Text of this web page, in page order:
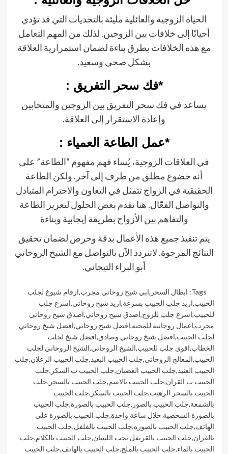
الحياة الزوجية والعائلية مليئة بالتحديات التي قد تؤدي
أحيانًا إلى خلافات بين الزوجين. لذلك من المهم التعامل
مع هذه الخلافات بطرق بناءة لضمان استمرارية العلاقة
بشكل صحي وسعيد.
*فك سحر التفريق :
يساعد في فك سحر التفريق بين الزوجين والمتحابين
وإعادة الاستقرار إلى العلاقة.
*عمل الطاعة العمياء :
في العلاقات الزوجية، يُساء فهم مفهوم “الطاعة” على
أنه خضوع مطلق من طرف إلى آخر. ولكن الطاعة
الحقيقية في الزواج تتمثل في التعاون والاحترام المتبادل
والتواصل الفعّال. هنا نقدم بعض الحلول لتعزيز الطاعة
والتفاهم بين الأزواج بطريقة إيجابية وبناءة
يتم تنفيذ جميع هذه الأعمال بدقة وحرص لضمان تحقيق
النتائج المرجوة. لاتتردد الآن بالتواصل مع الشيخ الروحاني
أبو البراء التيجاني.
Tags: ابطال السحر ,ابي شيخ روحاني مجرب,ارقام شيوخ لجلب
الحبيب,اريد جلب الحبيب بسرعة,اريد شيخ روحاني,اسرع جلب
للحبيب,اسرع جلب للزوج,اصدق شيخ روحاني,اصدق شيخ روحاني
مجرب,اعمال روحانية للمحبة,افضل شيخ روحاني,افضل شيخ روحاني
لجلب الحبيب,افضل شيخ روحاني وصادق,افضل شيخ لجلب
الخطاب,اقوى جلب للحبيب,الشيخ الروحاني,الشيخ الروحاني لجلب
الحبيب,المعالج الروحاني,جلب الحبيب البعيد,جلب الحبيب الزعلان,جلب
الحبيب العنيد,جلب الحبيب الغضبان,جلب الحبيب ب السكر ,جلب
الحبيب ب القران,جلب الحبيب بالاسم,جلب الحبيب بالسحر ,جلب
الحبيب بالسحر الرهيب,جلب الحبيب بالسكر ,جلب الحبيب
بالشمعة,جلب الحبيب بالصور ,جلب الحبيب بالصورة,جلب الحبيب
بالصورة الشخصية خلال ساعة واحدة,جلب الحبيب بالصورة على
الهاتف,جلب الحبيب بالصوره,جلب الحبيب بالفلفل,جلب الحبيب
بالقران,جلب الحبيب بالقرنفل تحت اللسان,جلب الحبيب بالكلام,جلب
الحبيب بالماء,جلب الحبيب بالملح,جلب الحبيب بالهاتف,جلب الحبيب